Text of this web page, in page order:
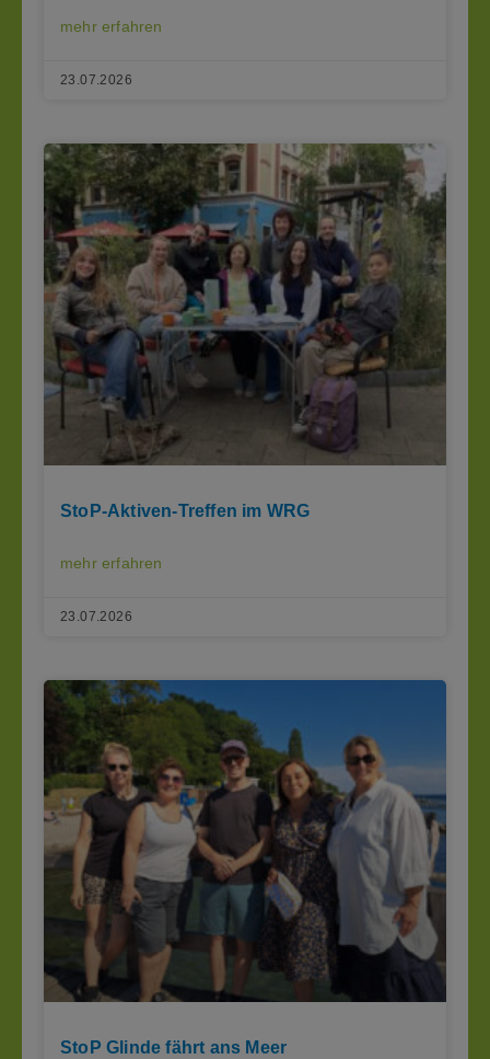
mehr erfahren
23.07.2026
StoP-Aktiven-Treffen im WRG
mehr erfahren
23.07.2026
StoP Glinde fährt ans Meer